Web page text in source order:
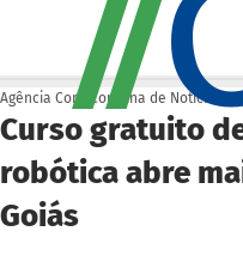
Curso gratuito
robótica abre
Goiás
Agência Cora Coralina de Notícias